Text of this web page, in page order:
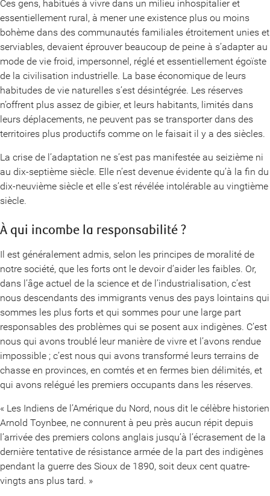
Ces gens, habitués à vivre dans un milieu inhospitalier et
essentiellement rural, à mener une existence plus ou moins
bohème dans des communautés familiales étroitement unies et
serviables, devaient éprouver beaucoup de peine à s’adapter au
mode de vie froid, impersonnel, réglé et essentiellement égoïste
de la civilisation industrielle. La base économique de leurs
habitudes de vie naturelles s’est désintégrée. Les réserves
n’offrent plus assez de gibier, et leurs habitants, limités dans
leurs déplacements, ne peuvent pas se transporter dans des
territoires plus productifs comme on le faisait il y a des siècles.
La crise de l’adaptation ne s’est pas manifestée au seizième ni
au dix-septième siècle. Elle n’est devenue évidente qu’à la fin du
dix-neuvième siècle et elle s’est révélée intolérable au vingtième
siècle.
À qui incombe la responsabilité ?
Il est généralement admis, selon les principes de moralité de
notre société, que les forts ont le devoir d’aider les faibles. Or,
dans l’âge actuel de la science et de l’industrialisation, c’est
nous descendants des immigrants venus des pays lointains qui
sommes les plus forts et qui sommes pour une large part
responsables des problèmes qui se posent aux indigènes. C’est
nous qui avons troublé leur manière de vivre et l’avons rendue
impossible ; c’est nous qui avons transformé leurs terrains de
chasse en provinces, en comtés et en fermes bien délimités, et
qui avons relégué les premiers occupants dans les réserves.
« Les Indiens de l’Amérique du Nord, nous dit le célèbre historien
Arnold Toynbee, ne connurent à peu près aucun répit depuis
l’arrivée des premiers colons anglais jusqu’à l’écrasement de la
dernière tentative de résistance armée de la part des indigènes
pendant la guerre des Sioux de 1890, soit deux cent quatre-
vingts ans plus tard. »